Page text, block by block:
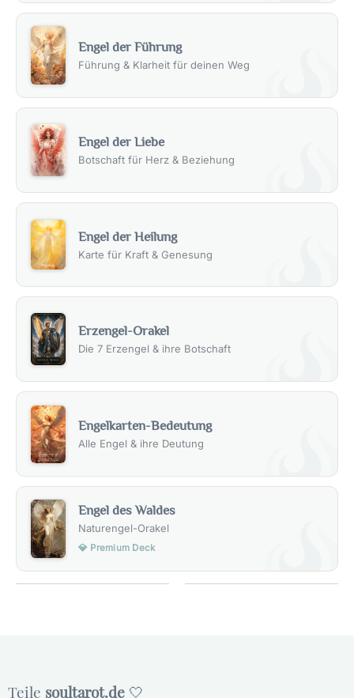
Engel der Führung
Führung & Klarheit für deinen Weg
Engel der Liebe
Botschaft für Herz & Beziehung
Engel der Heilung
Karte für Kraft & Genesung
Erzengel-Orakel
Die 7 Erzengel & ihre Botschaft
Engelkarten-Bedeutung
Alle Engel & ihre Deutung
Engel des Waldes
Naturengel-Orakel
💎 Premium Deck
Teile soultarot.de 🤍